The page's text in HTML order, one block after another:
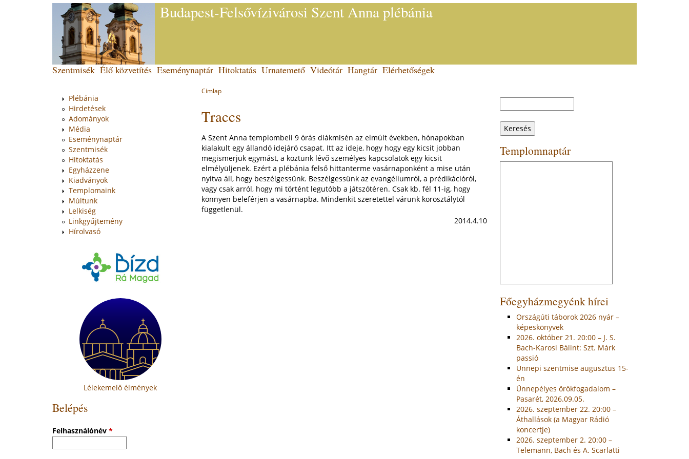
Budapest-Felsővízivárosi Szent Anna plébánia
are
Címlap
to
top
Traccs
A Szent Anna templombeli 9 órás diákmisén az elmúlt években, hónapokban
kialakult egy állandó idejáró csapat. Itt az ideje, hogy hogy egy kicsit jobban
megismerjük egymást, a köztünk lévő személyes kapcsolatok egy kicsit
elmélyüljenek. Ezért a plébánia felső hittanterme vasárnaponként a mise után
nyitva áll, hogy beszélgessünk. Beszélgessünk az evangéliumról, a prédikációról,
vagy csak arról, hogy mi történt legutóbb a játszótéren. Csak kb. fél 11-ig, hogy
könnyen beleférjen a vasárnapba. Mindenkit szeretettel várunk korosztálytól
függetlenül.
2014.4.10
Back
menu
Szentmisék Élő közvetítés Eseménynaptár Hitoktatás Urnatemető Videótár Hangtár Elérhetőségek
Plébánia
Hirdetések
Adományok
Média
Eseménynaptár
Szentmisék
Hitoktatás
Egyházzene
Kiadványok
Templomaink
Múltunk
Lelkiség
Linkgyűjtemény
Hírolvasó
Lélekemelő élmények
Belépés
Felhasználónév *
Keresés
űrlap
Templomnaptár
Főegyházmegyénk hírei
Országúti táborok 2026 nyár –
képeskönyvek
2026. október 21. 20:00 – J. S.
Bach-Karosi Bálint: Szt. Márk
passió
Ünnepi szentmise augusztus 15-
én
Ünnepélyes örökfogadalom –
Pasarét, 2026.09.05.
2026. szeptember 22. 20:00 –
Áthallások (a Magyar Rádió
koncertje)
2026. szeptember 2. 20:00 –
Telemann, Bach és A. Scarlatti